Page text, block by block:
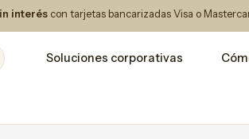
interés con tarjetas bancarizadas Visa o
Soluciones corporativas